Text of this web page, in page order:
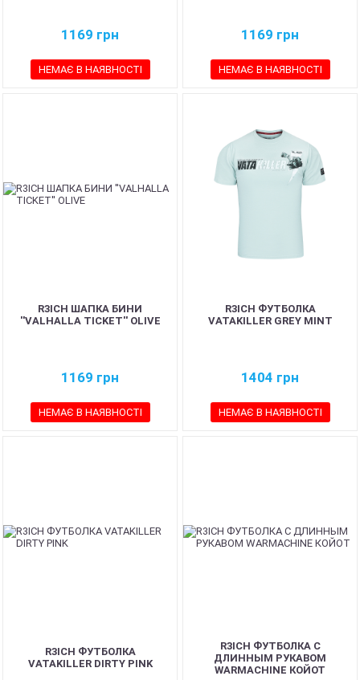
1169 грн
НЕМАЄ В НАЯВНОСТІ
1169 грн
НЕМАЄ В НАЯВНОСТІ
R3ICH ШАПКА БИНИ
''VALHALLA TICKET'' OLIVE
1169 грн
НЕМАЄ В НАЯВНОСТІ
R3ICH ФУТБОЛКА
VATAKILLER GREY MINT
1404 грн
НЕМАЄ В НАЯВНОСТІ
R3ICH ФУТБОЛКА
VATAKILLER DIRTY PINK
R3ICH ФУТБОЛКА С
ДЛИННЫМ РУКАВОМ
WARMACHINE КОЙОТ